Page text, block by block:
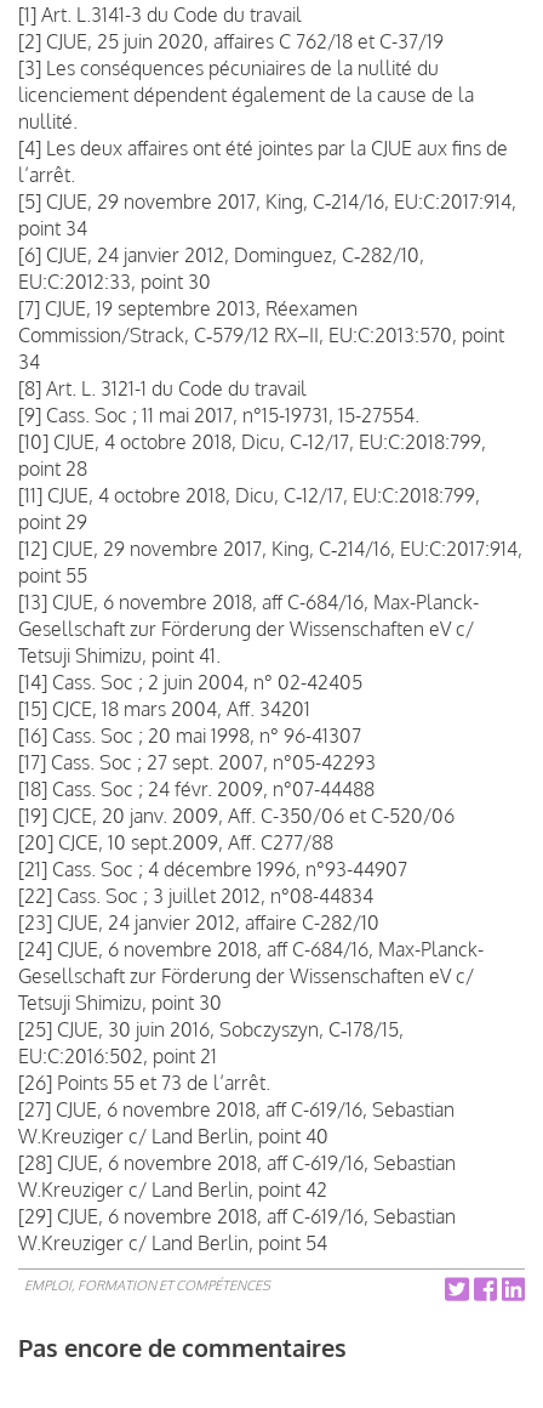
[1] Art. L.3141-3 du Code du travail
[2] CJUE, 25 juin 2020, affaires C 762/18 et C-37/19
[3] Les conséquences pécuniaires de la nullité du
licenciement dépendent également de la cause de la
nullité.
[4] Les deux affaires ont été jointes par la CJUE aux fins de
l’arrêt.
[5] CJUE, 29 novembre 2017, King, C‑214/16, EU:C:2017:914,
point 34
[6] CJUE, 24 janvier 2012, Dominguez, C‑282/10,
EU:C:2012:33, point 30
[7] CJUE, 19 septembre 2013, Réexamen
Commission/Strack, C‑579/12 RX–II, EU:C:2013:570, point
34
[8] Art. L. 3121-1 du Code du travail
[9] Cass. Soc ; 11 mai 2017, n°15-19731, 15-27554.
[10] CJUE, 4 octobre 2018, Dicu, C‑12/17, EU:C:2018:799,
point 28
[11] CJUE, 4 octobre 2018, Dicu, C‑12/17, EU:C:2018:799,
point 29
[12] CJUE, 29 novembre 2017, King, C‑214/16, EU:C:2017:914,
point 55
[13] CJUE, 6 novembre 2018, aff C-684/16, Max-Planck-
Gesellschaft zur Förderung der Wissenschaften eV c/
Tetsuji Shimizu, point 41.
[14] Cass. Soc ; 2 juin 2004, n° 02-42405
[15] CJCE, 18 mars 2004, Aff. 34201
[16] Cass. Soc ; 20 mai 1998, n° 96-41307
[17] Cass. Soc ; 27 sept. 2007, n°05-42293
[18] Cass. Soc ; 24 févr. 2009, n°07-44488
[19] CJCE, 20 janv. 2009, Aff. C-350/06 et C-520/06
[20] CJCE, 10 sept.2009, Aff. C277/88
[21] Cass. Soc ; 4 décembre 1996, n°93-44907
[22] Cass. Soc ; 3 juillet 2012, n°08-44834
[23] CJUE, 24 janvier 2012, affaire C-282/10
[24] CJUE, 6 novembre 2018, aff C-684/16, Max-Planck-
Gesellschaft zur Förderung der Wissenschaften eV c/
Tetsuji Shimizu, point 30
[25] CJUE, 30 juin 2016, Sobczyszyn, C‑178/15,
EU:C:2016:502, point 21
[26] Points 55 et 73 de l’arrêt.
[27] CJUE, 6 novembre 2018, aff C-619/16, Sebastian
W.Kreuziger c/ Land Berlin, point 40
[28] CJUE, 6 novembre 2018, aff C-619/16, Sebastian
W.Kreuziger c/ Land Berlin, point 42
[29] CJUE, 6 novembre 2018, aff C-619/16, Sebastian
W.Kreuziger c/ Land Berlin, point 54
EMPLOI, FORMATION ET COMPÉTENCES
Pas encore de commentaires